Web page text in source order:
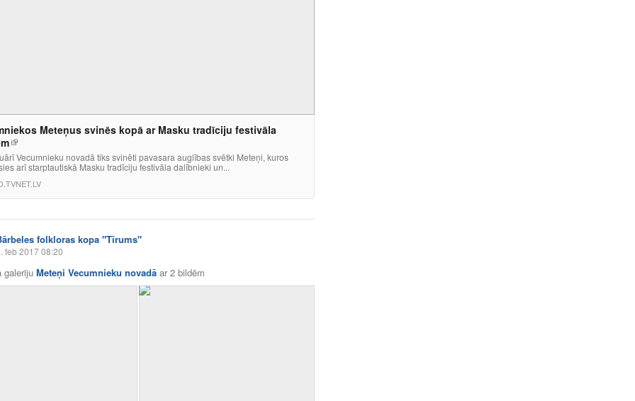
Meteņus svinēs kopā ar Masku tradīciju festivāla
Vecumnieku novadā tiks svinēti pavasara auglības svētki Meteņi, kuros
arī starptautiskā Masku tradīciju festivāla dalībnieki un...
folkloras kopa "Tīrums"
feb 2017 08:20
galeriju Meteņi Vecumnieku novadā ar2 bildēm